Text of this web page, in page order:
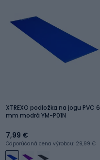
XTREXO podložka na jogu PVC 6
mm modrá YM-P01N
7,99 €
Odporúčaná cena výrobcu: 29,99 €